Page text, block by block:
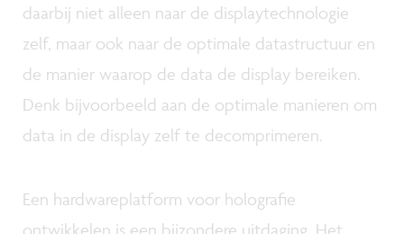
daarbij niet alleen naar de displaytechnologie
zelf, maar ook naar de optimale datastructuur en
de manier waarop de data de display bereiken.
Denk bijvoorbeeld aan de optimale manieren om
data in de display zelf te decomprimeren.
Een hardwareplatform voor holografie
ontwikkelen is een bijzondere uitdaging. Het